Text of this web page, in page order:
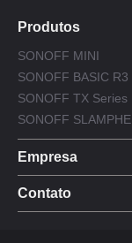
Produtos
SONOFF MINI
SONOFF BASIC R3
SONOFF TX Series
SONOFF
Empresa
Contato